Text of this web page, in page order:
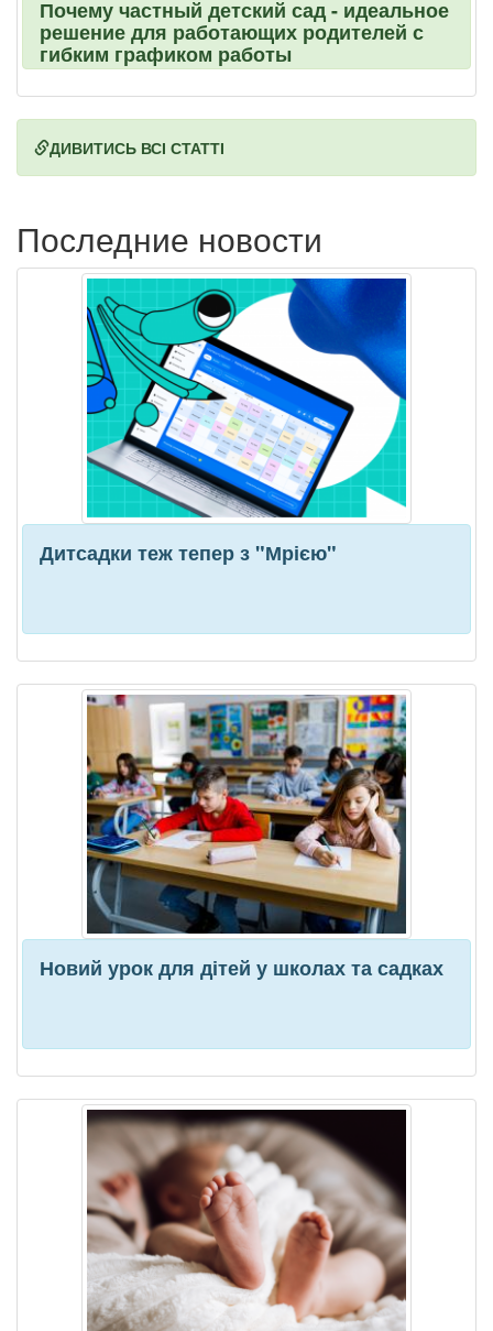
Почему частный детский сад - идеальное
решение для работающих родителей с
гибким графиком работы
ДИВИТИСЬ ВСІ СТАТТІ
Последние новости
Дитсадки теж тепер з "Мрією"
Новий урок для дітей у школах та садках